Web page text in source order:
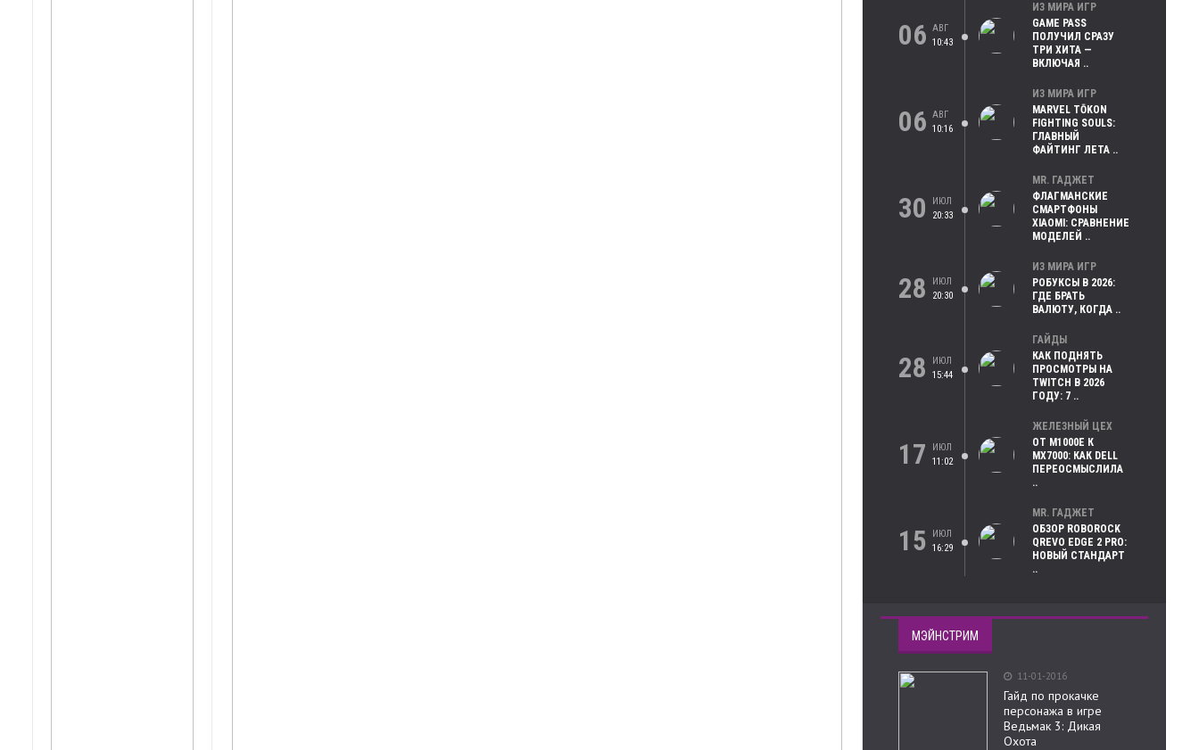
06 АВГ
10:43
ИЗ МИРА ИГР
GAME PASS
ПОЛУЧИЛ СРАЗУ
ТРИ ХИТА —
ВКЛЮЧАЯ ..
06 АВГ
10:16
ИЗ МИРА ИГР
MARVEL TŌKON
FIGHTING SOULS:
ГЛАВНЫЙ
ФАЙТИНГ ЛЕТА ..
30
ИЮЛ
20:33
MR. ГАДЖЕТ
ФЛАГМАНСКИЕ
СМАРТФОНЫ
XIAOMI: СРАВНЕНИЕ
МОДЕЛЕЙ ..
28
ИЮЛ
20:30
ИЗ МИРА ИГР
РОБУКСЫ В 2026:
ГДЕ БРАТЬ
ВАЛЮТУ, КОГДА ..
28
ИЮЛ
15:44
ГАЙДЫ
КАК ПОДНЯТЬ
ПРОСМОТРЫ НА
TWITCH В 2026
ГОДУ: 7 ..
17
ИЮЛ
11:02
ЖЕЛЕЗНЫЙ ЦЕХ
ОТ M1000E К
MX7000: КАК DELL
ПЕРЕОСМЫСЛИЛА
..
15
ИЮЛ
16:29
MR. ГАДЖЕТ
ОБЗОР ROBOROCK
QREVO EDGE 2 PRO:
НОВЫЙ СТАНДАРТ
..
МЭЙНСТРИМ
11-01-2016
Гайд по прокачке
персонажа в игре
Ведьмак 3: Дикая
Охота